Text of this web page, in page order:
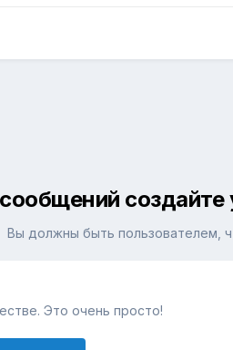
создайте
Вы должны быть пользователем,
Это очень просто!